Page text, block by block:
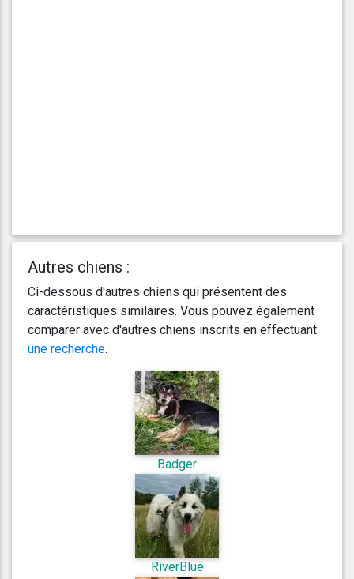
Autres chiens :
Ci-dessous d'autres chiens qui présentent des
caractéristiques similaires. Vous pouvez également
comparer avec d'autres chiens inscrits en effectuant
une recherche.
Badger
RiverBlue